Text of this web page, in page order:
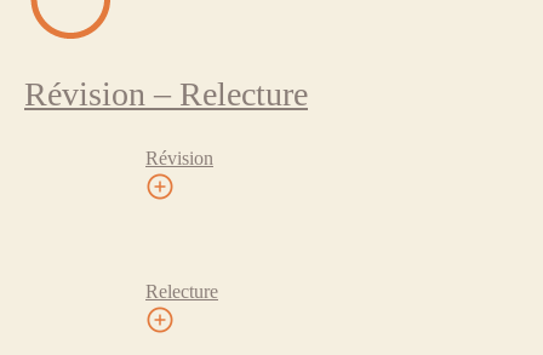
Révision – Relecture
Révision
Relecture